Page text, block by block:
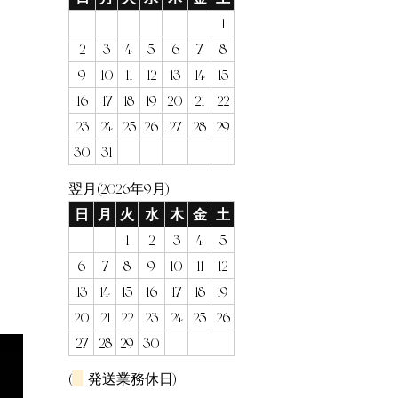
1
2
3 4 5 6 7
8
9
10 11 12 13 14
15
16
17 18 19 20 21
22
23
24 25 26 27 28
29
30
31
翌月(2026年9月)
日
月 火 水 木 金 土
1
2 3 4
5
6
7 8 9 10 11
12
13
14 15 16 17 18
19
20
21 22 23 24 25
26
27
28 29 30
( 発送業務休日)